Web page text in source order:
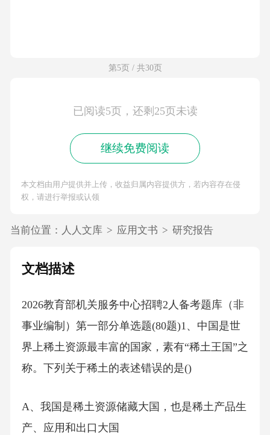
第5页 / 共30页
已阅读5页，还剩25页未读
继续免费阅读
本文档由用户提供并上传，收益归属内容提供方，若内容存在侵
权，请进行举报或认领
当前位置： 人人文库 > 应用文书 > 研究报告
文档描述
2026教育部机关服务中心招聘2人备考题库（非
事业编制）第一部分单选题(80题)1、中国是世
界上稀土资源最丰富的国家，素有“稀土王国”之
称。下列关于稀土的表述错误的是()
A、我国是稀土资源储藏大国，也是稀土产品生
产、应用和出口大国